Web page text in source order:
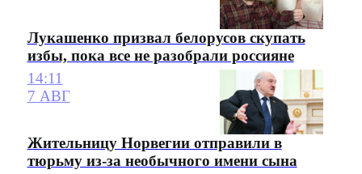
Лукашенко призвал белорусов скупать
избы, пока все не разобрали россияне
14:11
7 АВГ
Жительницу Норвегии отправили в
тюрьму из-за необычного имени сына